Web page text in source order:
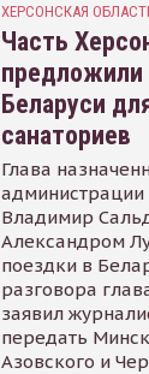
ХЕРСОНСКАЯ
Часть
предложили
Беларуси
санаториев
Глава
администрации
Владимир
Александром
поездки в
разговора
заявил
передать
Азовского и